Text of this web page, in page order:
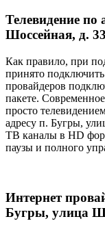
Телевидение по
Шоссейная, д. 33
Как правило, при
принято
провайдеров
пакете.
просто
адресу п. Бугры,
ТВ каналы в HD
паузы и полного
Интернет
Бугры, улица